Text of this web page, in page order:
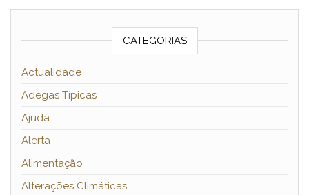
CATEGORIAS
Actualidade
Adegas Típicas
Ajuda
Alerta
Alimentação
Alterações Climáticas